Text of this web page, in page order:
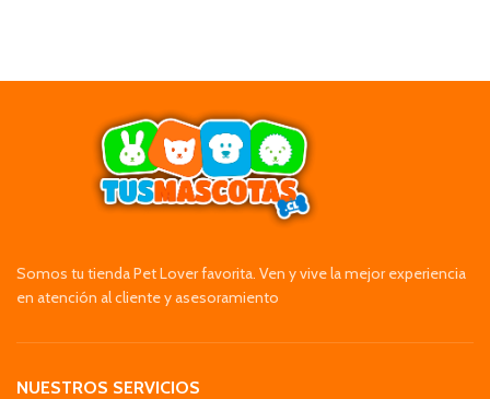
Somos tu tienda Pet Lover favorita. Ven y vive la mejor experiencia
en atención al cliente y asesoramiento
NUESTROS SERVICIOS